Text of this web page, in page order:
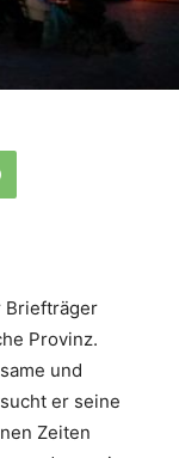
Briefträger
Provinz.
und
er seine
Zeiten